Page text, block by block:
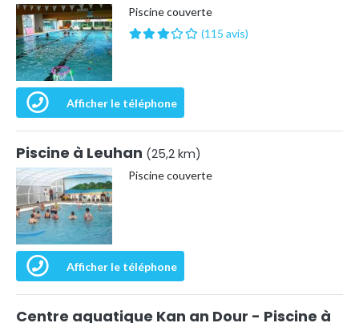
Piscine couverte
(115 avis)
Afficher le téléphone
Piscine à Leuhan (25,2 km)
Piscine couverte
Afficher le téléphone
Centre aquatique Kan an Dour - Piscine à